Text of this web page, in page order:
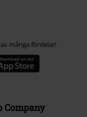
många fördelar!
Company